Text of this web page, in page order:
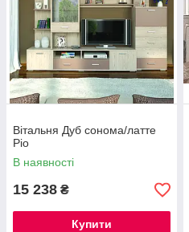
Вітальня Дуб сонома/латте
Ріо
В наявності
15 238 ₴
Купити